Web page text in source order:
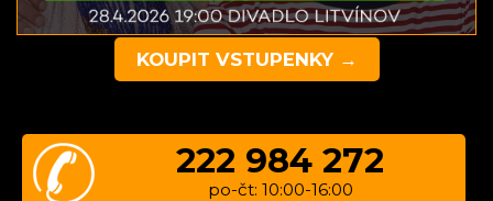
KOUPIT VSTUPENKY →
222 984 272
po-čt: 10:00-16:00